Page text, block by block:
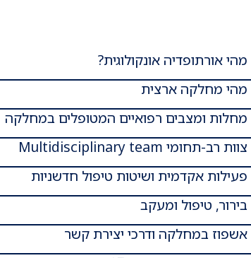
מהי אורתופדיה אונקולוגית?
מהי מחלקה ארצית
מחלות ומצבים רפואיים המטופלים במחלקה
צוות רב-תחומי Multidisciplinary team
פעילות אקדמית ושיטות טיפול חדשניות
בירור, טיפול ומעקב
אשפוז במחלקה ודרכי יצירת קשר